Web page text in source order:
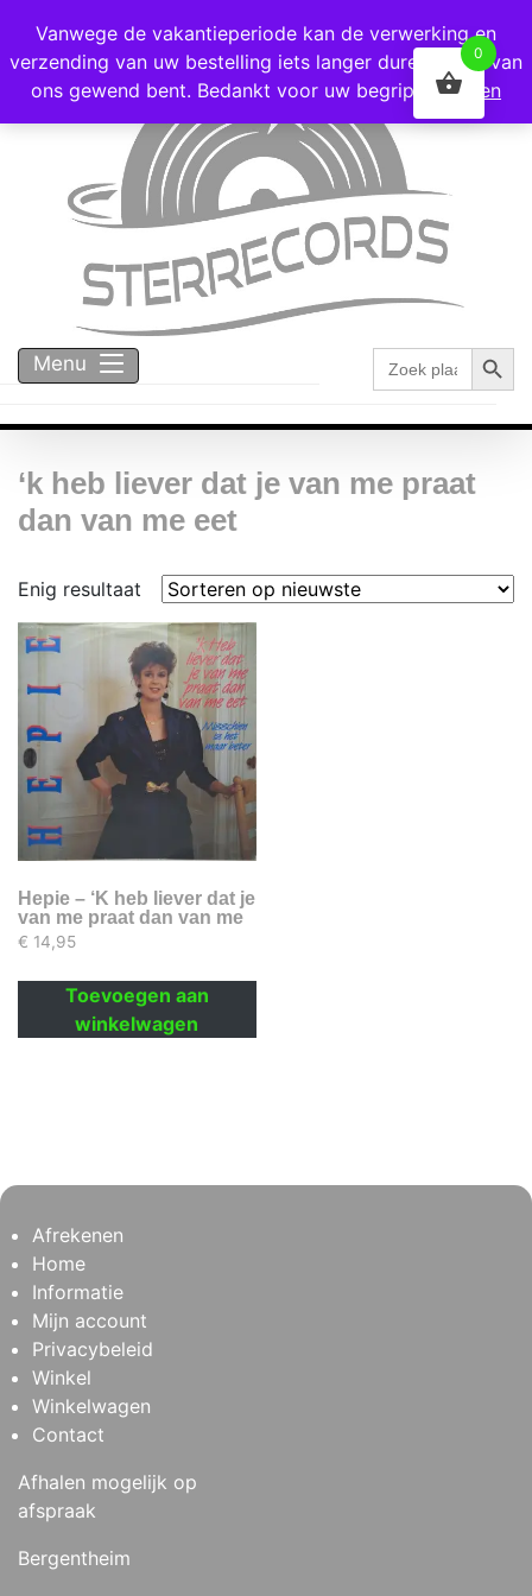
Voor 16:00 besteld = vandaag verzonden!
Menu
Zoek
naar:
‘k heb liever dat je van me praat
dan van me eet
Enig resultaat
Hepie – ‘K heb liever dat je
van me praat dan van me
eet
€ 14,95
Toevoegen aan
winkelwagen
Afrekenen
Home
Informatie
Mijn account
Privacybeleid
Winkel
Winkelwagen
Contact
Afhalen mogelijk op
afspraak
Bergentheim
Vanwege de vakantieperiode kan de verwerking en
verzending van uw bestelling iets langer duren dan u van
ons gewend bent. Bedankt voor uw begrip!
Negeren
0